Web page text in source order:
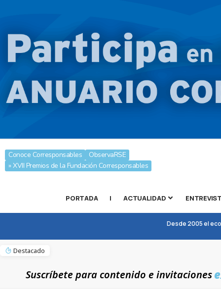
Conoce Corresponsables
ObservaRSE
» XVII Premios de la Fundación Corresponsables
PORTADA | ACTUALIDAD
Desde 2005 el
Destacado
Suscríbete para contenido e invitaciones